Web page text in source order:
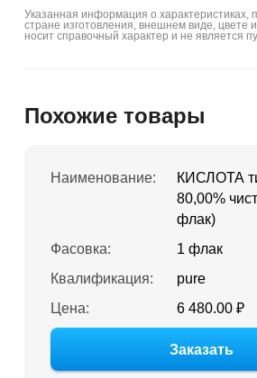
Указанная информация о характеристиках,
стране изготовления, внешнем виде, цвете
носит справочный характер и не является
Похожие товары
Наименование:
КИСЛОТА
80,00%
флак)
Фасовка:
1 флак
Квалификация:
pure
Цена:
6 480.00 ₽
Заказать